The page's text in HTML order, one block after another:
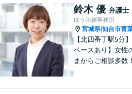
のお困り事がござ
ら、お気軽にご相
い。
鈴木 優 弁護士
ゆう法律事務所
宮城県|仙台市青
【北四番丁駅5分
ペースあり】女性
まからご相談多数